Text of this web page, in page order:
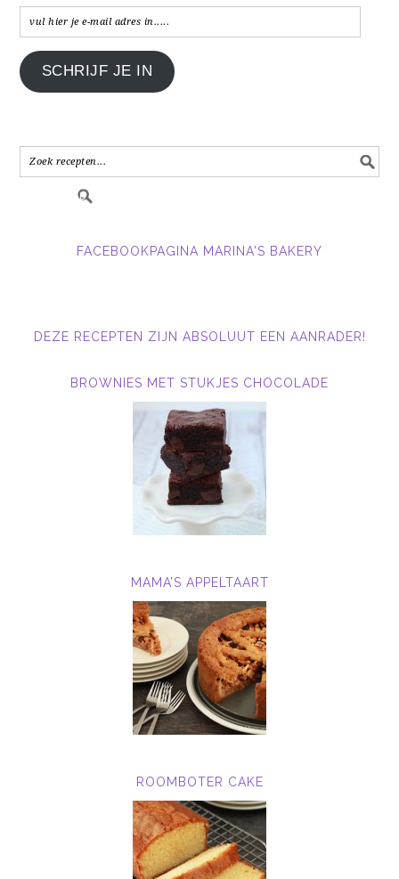
vul
hier
je
e-
in.....
SCHRIJF JE IN
FACEBOOKPAGINA MARINA'S BAKERY
DEZE RECEPTEN ZIJN ABSOLUUT EEN AANRADER!
BROWNIES MET STUKJES CHOCOLADE
MAMA’S APPELTAART
ROOMBOTER CAKE